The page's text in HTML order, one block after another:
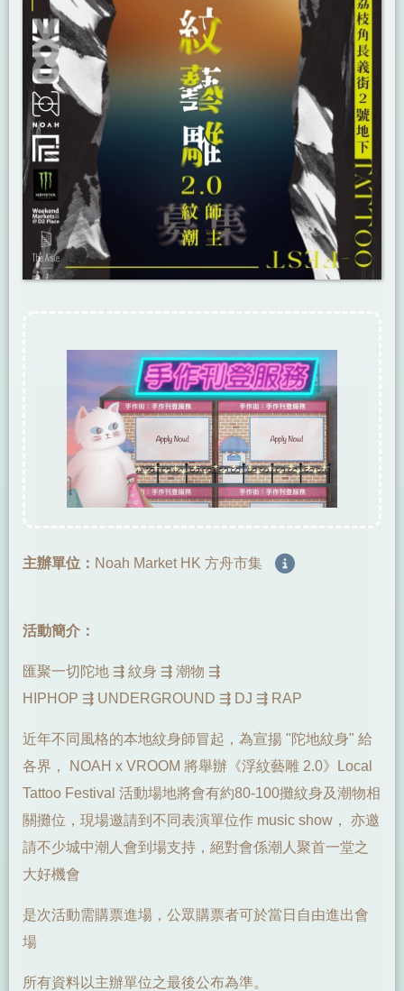
主辦單位： Noah Market HK 方舟市集
活動簡介：
匯聚一切陀地 ⇶ 紋身 ⇶ 潮物 ⇶
HIPHOP ⇶ UNDERGROUND ⇶ DJ ⇶ RAP
近年不同風格的本地紋身師冒起，為宣揚 "陀地紋身" 給
各界， NOAH x VROOM 將舉辦《浮紋藝雕 2.0》Local
Tattoo Festival 活動場地將會有約80-100攤紋身及潮物相
關攤位，現場邀請到不同表演單位作 music show， 亦邀
請不少城中潮人會到場支持，絕對會係潮人聚首一堂之
大好機會
是次活動需購票進場，公眾購票者可於當日自由進出會
場
所有資料以主辦單位之最後公布為準。